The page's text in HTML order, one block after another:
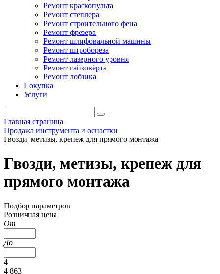
Ремонт краскопульта
Ремонт степлера
Ремонт строительного фена
Ремонт фрезера
Ремонт шлифовальной машины
Ремонт штробореза
Ремонт лазерного уровня
Ремонт гайковёрта
Ремонт лобзика
Покупка
Услуги
Главная страница
Продажа инструмента и оснастки
Гвозди, метизы, крепеж для прямого монтажа
Гвозди, метизы, крепеж для
прямого монтажа
Подбор параметров
Розничная цена
От
До
4
4 863